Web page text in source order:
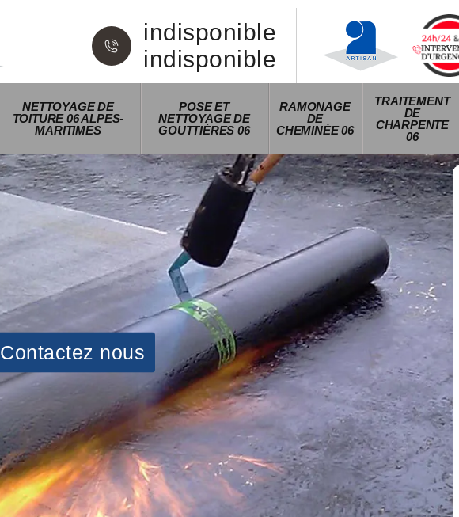
indisponible
indisponible
NETTOYAGE DE
TOITURE 06 ALPES-
MARITIMES
POSE ET
NETTOYAGE DE
GOUTTIÈRES 06
RAMONAGE
DE
CHEMINÉE 06
TRAITEMENT
DE
CHARPENTE
06
Contactez nous